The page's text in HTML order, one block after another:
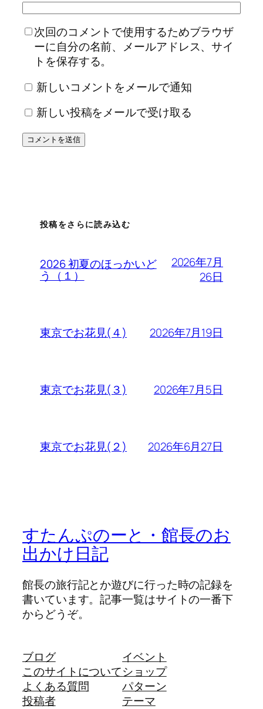
次回のコメントで使用するためブラウザ
ーに自分の名前、メールアドレス、サイ
トを保存する。
新しいコメントをメールで通知
新しい投稿をメールで受け取る
投稿をさらに読み込む
2026 初夏のほっかいど
う（１）
2026年7月
26日
東京でお花見(４) 2026年7月19日
東京でお花見(３) 2026年7月5日
東京でお花見(２) 2026年6月27日
すたんぷのーと・館長のお
出かけ日記
館長の旅行記とか遊びに行った時の記録を
書いています。記事一覧はサイトの一番下
からどうぞ。
ブログ
このサイトについて
よくある質問
投稿者
イベント
ショップ
パターン
テーマ